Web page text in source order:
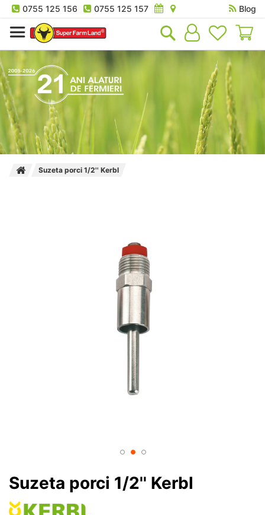
0755 125 156 0755 125 157
Blog
Suzeta porci 1/2'' Kerbl
Suzeta porci 1/2'' Kerbl